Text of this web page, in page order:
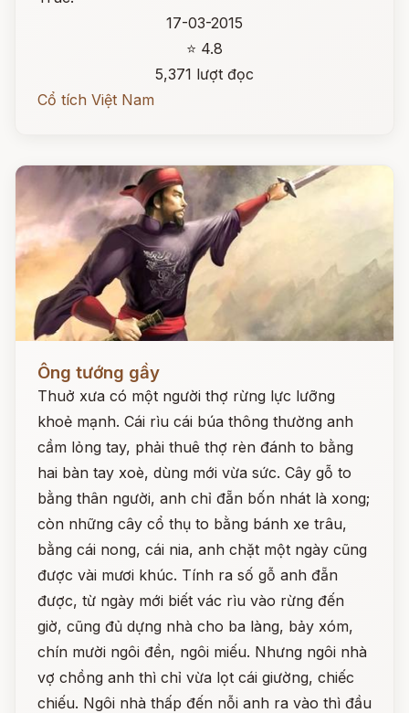
17-03-2015
⭐ 4.8
5,371 lượt đọc
Cổ tích Việt Nam
Đọc ngay
Ông tướng gầy
Thuở xưa có một người thợ rừng lực lưỡng
khoẻ mạnh. Cái rìu cái búa thông thường anh
cầm lỏng tay, phải thuê thợ rèn đánh to bằng
hai bàn tay xoè, dùng mới vừa sức. Cây gỗ to
bằng thân người, anh chỉ đẵn bốn nhát là xong;
còn những cây cổ thụ to bằng bánh xe trâu,
bằng cái nong, cái nia, anh chặt một ngày cũng
được vài mươi khúc. Tính ra số gỗ anh đẵn
được, từ ngày mới biết vác rìu vào rừng đến
giờ, cũng đủ dựng nhà cho ba làng, bảy xóm,
chín mười ngôi đền, ngôi miếu. Nhưng ngôi nhà
vợ chồng anh thì chỉ vừa lọt cái giường, chiếc
chiếu. Ngôi nhà thấp đến nỗi anh ra vào thì đầu